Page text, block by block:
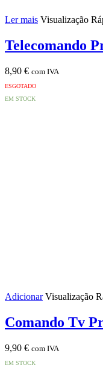
Ler mais Visualização
Telecomando
8,90 € com IVA
ESGOTADO
EM STOCK
Adicionar Visualização
Comando Tv
9,90 € com IVA
EM STOCK